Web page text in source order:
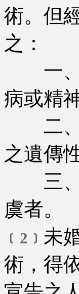
術。但
之：
一、
病或精
二、
之遺傳
三、
虞者。
﹝2﹞ 未
術，得